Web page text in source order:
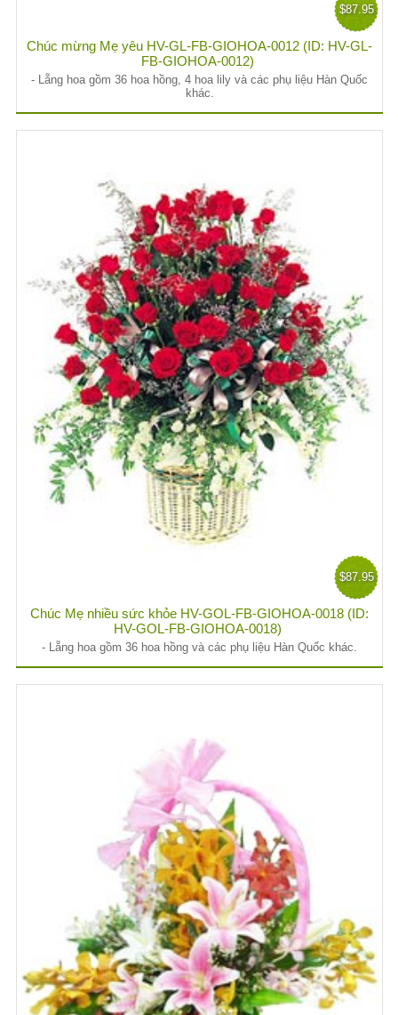
$87.95
Chúc mừng Mẹ yêu HV-GL-FB-GIOHOA-0012 (ID: HV-GL-
FB-GIOHOA-0012)
- Lẵng hoa gồm 36 hoa hồng, 4 hoa lily và các phụ liệu Hàn Quốc
khác.
$87.95
Chúc Mẹ nhiều sức khỏe HV-GOL-FB-GIOHOA-0018 (ID:
HV-GOL-FB-GIOHOA-0018)
- Lẵng hoa gồm 36 hoa hồng và các phụ liệu Hàn Quốc khác.